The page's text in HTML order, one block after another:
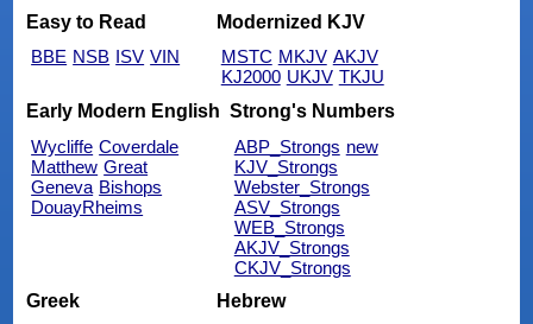
Easy to Read
BBE NSB ISV VIN
Modernized KJV
MSTC MKJV AKJV
KJ2000 UKJV TKJU
Early Modern English
Wycliffe Coverdale
Matthew Great
Geneva Bishops
DouayRheims
Strong's Numbers
ABP_Strongs new
KJV_Strongs
Webster_Strongs
ASV_Strongs
WEB_Strongs
AKJV_Strongs
CKJV_Strongs
Greek
Hebrew